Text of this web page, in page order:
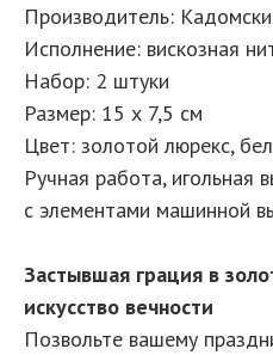
Производитель:
Исполнение: вискозная
Набор: 2 штуки
Размер: 15 х 7,5 см
Цвет: золотой люрекс,
Ручная работа, игольная
с элементами машинной
Застывшая грация в
искусство вечности
Позвольте вашему